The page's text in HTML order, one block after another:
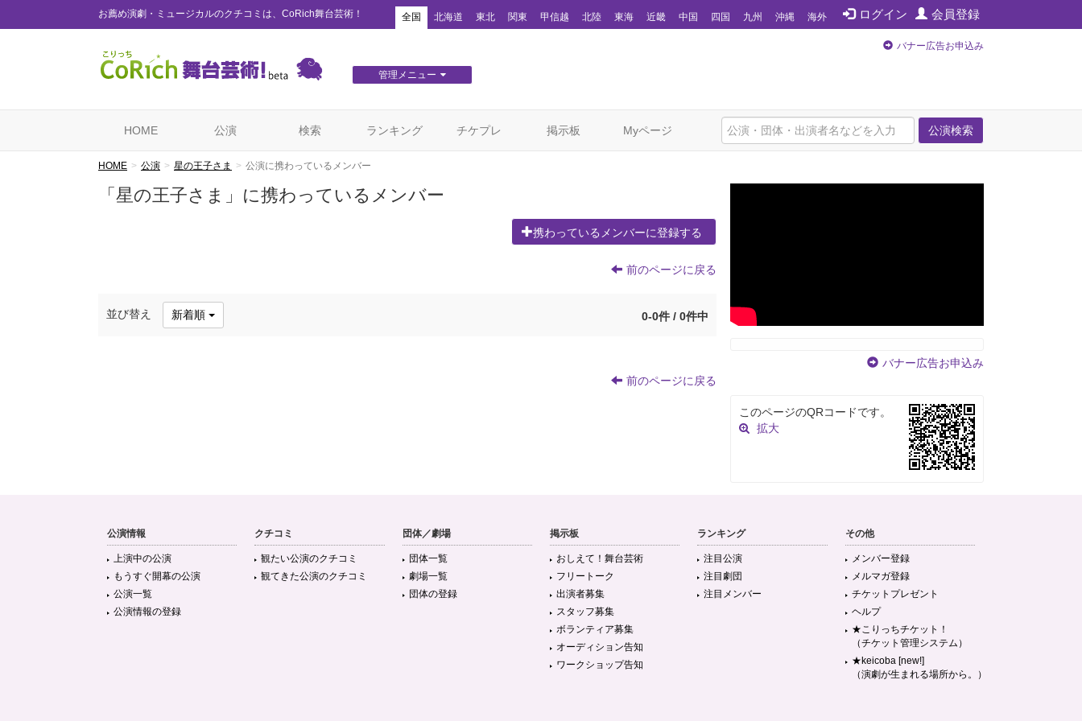
お薦め演劇・ミュージカルのクチコミは、CoRich舞台芸術！ ログイン 会員登録
全国 北海道 東北 関東 甲信越 北陸 東海 近畿 中国 四国 九州 沖縄 海外
管理メニュー
バナー広告お申込み
公演検索
HOME 公演 検索 ランキング チケプレ 掲示板 Myページ
HOME 公演 星の王子さま 公演に携わっているメンバー
「星の王子さま」に携わっているメンバー
携わっているメンバーに登録する
前のページに戻る
並び替え 新着順 0-0件 / 0件中
前のページに戻る
バナー広告お申込み
このページのQRコードです。
拡大
公演情報
上演中の公演
もうすぐ開幕の公演
公演一覧
公演情報の登録
クチコミ
観たい公演のクチコミ
観てきた公演のクチコミ
団体／劇場
団体一覧
劇場一覧
団体の登録
掲示板
おしえて！舞台芸術
フリートーク
出演者募集
スタッフ募集
ボランティア募集
オーディション告知
ワークショップ告知
ランキング
注目公演
注目劇団
注目メンバー
その他
メンバー登録
メルマガ登録
チケットプレゼント
ヘルプ
★こりっちチケット！
（チケット管理システム）
★keicoba [new!]
（演劇が生まれる場所から。）